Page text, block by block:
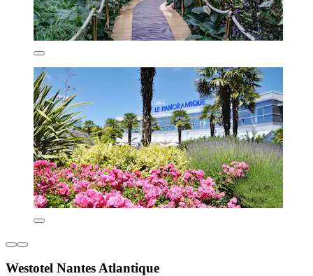
Westotel Nantes Atlantique